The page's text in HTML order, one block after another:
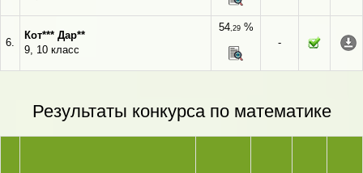
6.
Кот*** Дар**
9, 10 класс
54,29%
-
Результаты конкурса по математике